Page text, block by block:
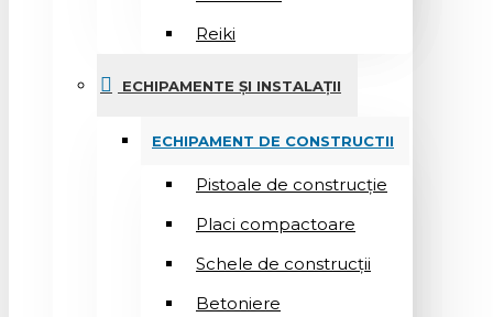
Reiki
ECHIPAMENTE ȘI INSTALAȚII
ECHIPAMENT DE CONSTRUCTII
Pistoale de construcție
Placi compactoare
Schele de construcții
Betoniere